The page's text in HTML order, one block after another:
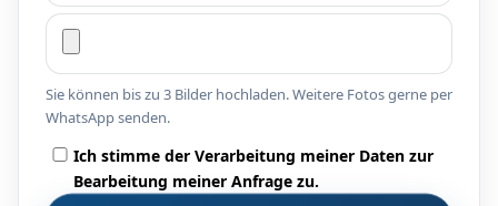
Sie können bis zu 3 Bilder hochladen. Weitere Fotos gerne per
WhatsApp senden.
Ich stimme der Verarbeitung meiner Daten zur
Bearbeitung meiner Anfrage zu.